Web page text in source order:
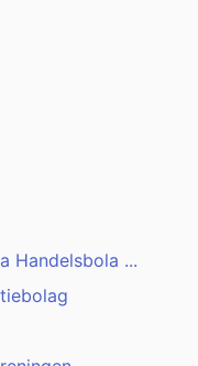
Handelsbola ...